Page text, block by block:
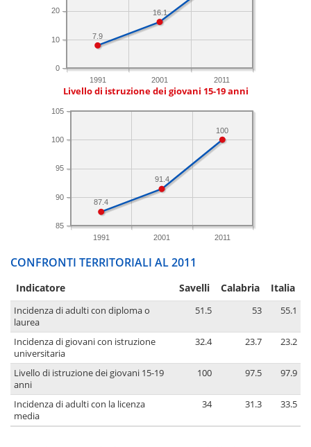
1991 2001 2011
0
10
20 16.1
7.9
Livello di istruzione dei giovani 15-19 anni
1991 2001 2011
85
90
95
100
105
100
91.4
87.4
CONFRONTI TERRITORIALI AL 2011
Indicatore Savelli Calabria Italia
Incidenza di adulti con diploma o
laurea
51.5 53 55.1
Incidenza di giovani con istruzione
universitaria
32.4 23.7 23.2
Livello di istruzione dei giovani 15-19
anni
100 97.5 97.9
Incidenza di adulti con la licenza
media
34 31.3 33.5